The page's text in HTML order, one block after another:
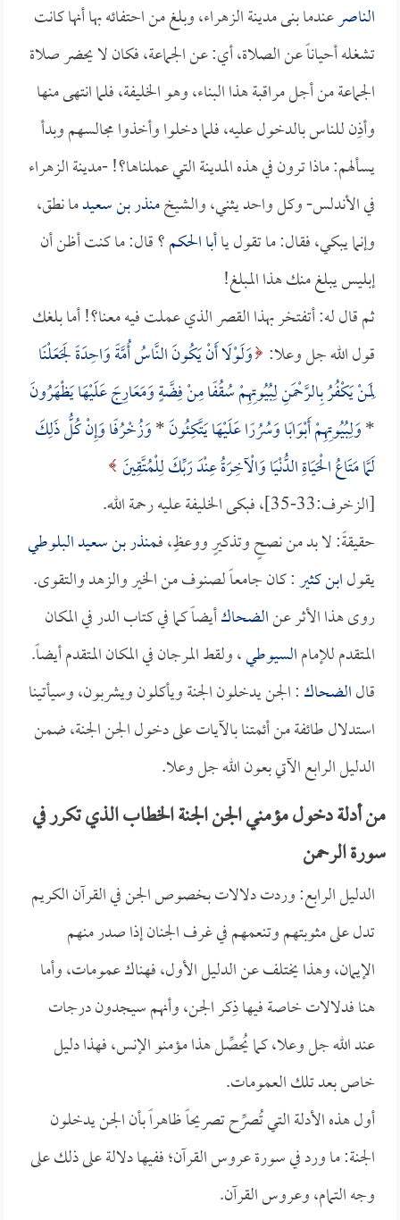
الناصرعندما بنى مدينة الزهراء، وبلغ من احتفائه بها أنها كانت
تشغله أحياناً عن الصلاة، أي: عن الجماعة، فكان لا يحضر صلاة
الجماعة من أجل مراقبة هذا البناء، وهو الخليفة، فلما انتهى منها
وأذِن للناس بالدخول عليه، فلما دخلوا وأخذوا مجالسهم وبدأ
يسألهم: ماذا ترون في هذه المدينة التي عملناها؟! -مدينة الزهراء
في الأندلس- وكل واحد يثني، والشيخمنذر بن سعيدما نطق،
وإنما يبكي، فقال: ما تقول ياأبا الحكم؟ قال: ما كنت أظن أن
إبليس يبلغ منك هذا المبلغ!
ثم قال له: أتفتخر بهذا القصر الذي عملت فيه معنا؟! أما بلغك
قول الله جل وعلا: وَلَوْلَا أَنْ يَكُونَ النَّاسُ أُمَّةً وَاحِدَةً لَجَعَلْنَا
لِمَنْ يَكْفُرُ بِالرَّحْمَنِ لِبُيُوتِهِمْ سُقُفًا مِنْ فِضَّةٍ وَمَعَارِجَ عَلَيْهَا يَظْهَرُونَ
*وَلِبُيُوتِهِمْ أَبْوَابًا وَسُرُرًا عَلَيْهَا يَتَّكِئُونَ*وَزُخْرُفًا وَإِنْ كُلُّ ذَلِكَ
لَمَّا مَتَاعُ الْحَيَاةِ الدُّنْيَا وَالْآخِرَةُ عِنْدَ رَبِّكَ لِلْمُتَّقِينَ
[الزخرف:33-35]، فبكى الخليفة عليه رحمة الله.
حقيقةً: لا بد من نصحٍ وتذكيرٍ ووعظٍ، فـمنذر بن سعيد البلوطي
يقولابن كثير: كان جامعاً لصنوف من الخير والزهد والتقوى.
روى هذا الأثر عنالضحاكأيضاً كما في كتاب الدر في المكان
المتقدم للإمامالسيوطي، ولقط المرجان في المكان المتقدم أيضاً.
قالالضحاك: الجن يدخلون الجنة ويأكلون ويشربون، وسيأتينا
استدلال طائفة من أئمتنا بالآيات على دخول الجن الجنة، ضمن
الدليل الرابع الآتي بعون الله جل وعلا.
من أدلة دخول مؤمني الجن الجنة الخطاب الذي تكرر في
سورة الرحمن
الدليل الرابع: وردت دلالات بخصوص الجن في القرآن الكريم
تدل على مثوبتهم وتنعمهم في غرف الجنان إذا صدر منهم
الإيمان، وهذا يختلف عن الدليل الأول، فهناك عمومات، وأما
هنا فدلالات خاصة فيها ذِكر الجن، وأنهم سيجدون درجات
عند الله جل وعلا، كما يُحصِّل هذا مؤمنو الإنس، فهذا دليل
خاص بعد تلك العمومات.
أول هذه الأدلة التي تُصرِّح تصريحاً ظاهراً بأن الجن يدخلون
الجنة: ما ورد في سورة عروس القرآن؛ ففيها دلالة على ذلك على
وجه التمام، وعروس القرآن.